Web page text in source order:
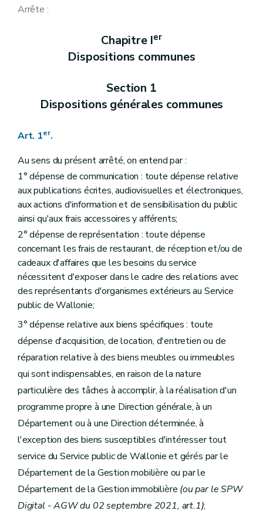
Délégations en matière de personnel
Art. 41/1
Art. 45
Art. 46
Art. 48
Art. 50
Art. 51
Art. 52
Art. 53
Art. 54
Art. 55
Section 3
Délégations en matière de gestion immobilière
Art. 55/1
Art. 55/2
Chapitre III
(Dispositions relatives au Service public de Wallonie
Section 1 Délégations budgétaires
Sous-section 1 Dépenses inhérentes aux activités de la Direction générale
Art. 57
Art. 58
Art. 59
Art. 60
Art. 62
Art. 63
Dispositions particulières
Sous-section 1 Dispositions particulières à la Direction générale
Art. 64
Art. 65
Art. 66
Art. 67
Art. 68
Sous-section 2 Dispositions particulières au Département du Budget et de la Trésorerie
Arrête :
Chapitre Ier
Dispositions communes
Section 1
Dispositions générales communes
Art. 1er.
Au sens du présent arrêté, on entend par :
1° dépense de communication : toute dépense relative
aux publications écrites, audiovisuelles et électroniques,
aux actions d'information et de sensibilisation du public
ainsi qu'aux frais accessoires y afférents;
2° dépense de représentation : toute dépense
concernant les frais de restaurant, de réception et/ou de
cadeaux d'affaires que les besoins du service
nécessitent d'exposer dans le cadre des relations avec
des représentants d'organismes extérieurs au Service
public de Wallonie;
3° dépense relative aux biens spécifiques : toute
dépense d'acquisition, de location, d'entretien ou de
réparation relative à des biens meubles ou immeubles
qui sont indispensables, en raison de la nature
particulière des tâches à accomplir, à la réalisation d'un
programme propre à une Direction générale, à un
Département ou à une Direction déterminée, à
l'exception des biens susceptibles d'intéresser tout
service du Service public de Wallonie et gérés par le
Département de la Gestion mobilière ou par le
Département de la Gestion immobilière (ou par le SPW
Digital - AGW du 02 septembre 2021, art.1);